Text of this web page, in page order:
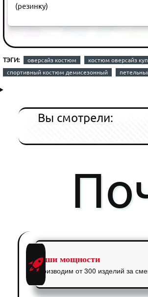
(резинку)
ТЭГИ: оверсайз костюм костюм оверсайз
спортивный костюм демисезонный
Вы смотрели:
Наши мощности
Производим от 300 изделий за